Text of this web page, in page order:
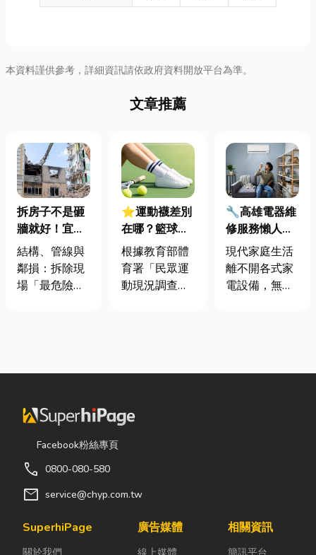
本資料謹供參考，詳細資訊請依政府資料開放平台為準。
文章推薦
拆房子不是砸
牆就好！宜蘭
裝潢拆除、水
泥切割施工前
必看的避坑指
結構、管線與
鄰損：拆除現
場「最危險的
混亂的環境
有三件事情如
果沒做好，最
容易發生嚴重
清「主力
牆」，盲目亂
陷： 這是老屋
⭐運動襪差別
在哪？籃球、
慢跑、排球襪
挑選全攻略，
穿對了運動不
根據教育部體
育署「民眾運
動現況調查」
與各類球類運
配備上毫不惜
專業路跑鞋，
抓一雙幾十元
🔧高雄電器維
修服務懶人包
｜冷氣、冰
箱、洗衣機專
業維修
現代家庭生活
離不開各式家
電設備，無論
還是每天幫助
僅能快速排除
Facebook粉絲專頁
call 0800-080-580
mail service@chyp.com.tw
SuperhiPage
關於我們
廣告媒體
線上媒體
相關資訊
簡訊平台